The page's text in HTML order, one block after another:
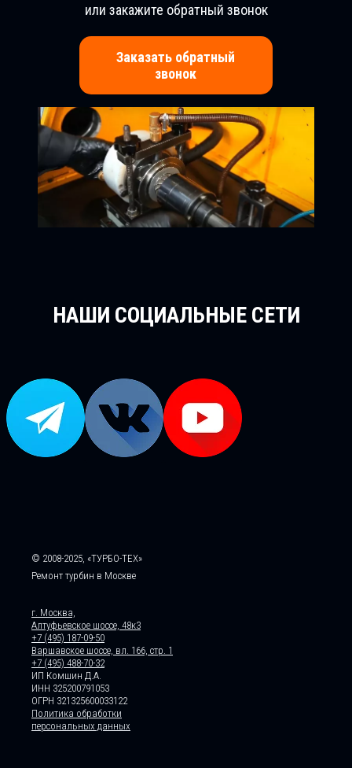
или закажите обратный звонок
Заказать обратный
звонок
НАШИ СОЦИАЛЬНЫЕ СЕТИ
© 2008-2025, «ТУРБО-ТЕХ»
Ремонт турбин в Москве
г. Москва,
Алтуфьевское шоссе, 48к3
+7 (495) 187-09-50
Варшавское шоссе, вл. 166, стр. 1
+7 (495) 488-70-32
ИП Комшин Д.А.
ИНН 325200791053
ОГРН 321325600033122
Политика обработки
персональных данных